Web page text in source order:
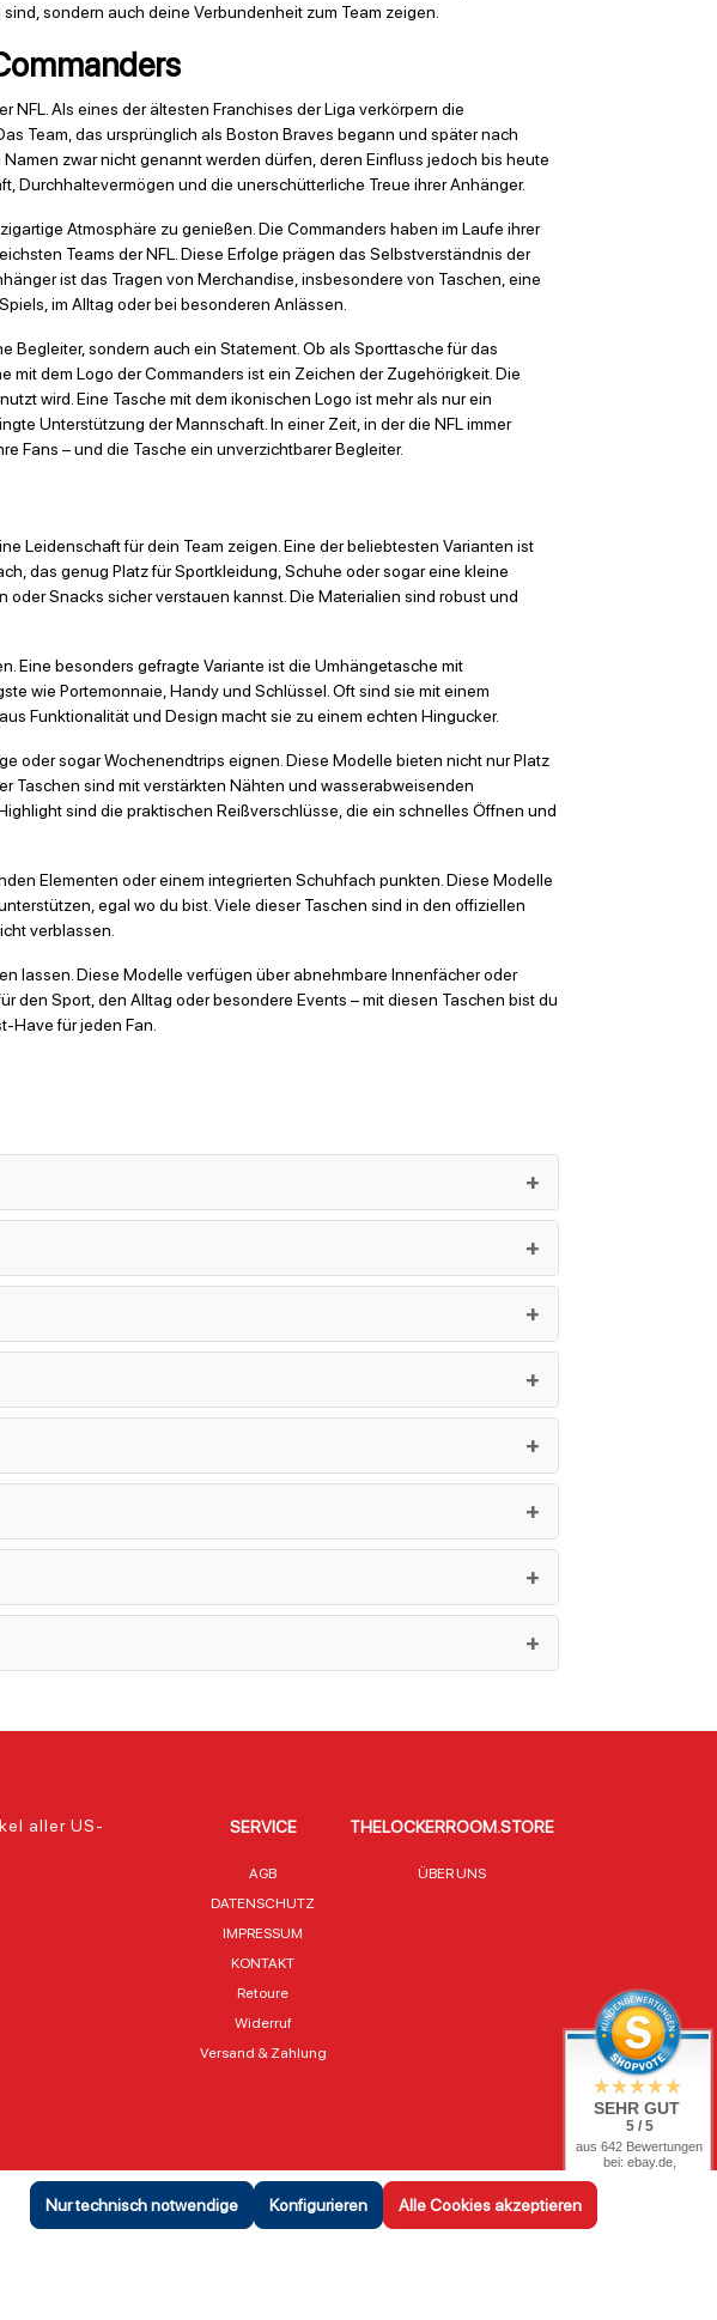
sondern auch deine Verbundenheit zum Team zeigen.
Als eines der ältesten Franchises der Liga verkörpern die
Team, das ursprünglich als Boston Braves begann und später nach
zwar nicht genannt werden dürfen, deren Einfluss jedoch bis heute
Durchhaltevermögen und die unerschütterliche Treue ihrer Anhänger.
Atmosphäre zu genießen. Die Commanders haben im Laufe ihrer
Teams der NFL. Diese Erfolge prägen das Selbstverständnis der
ist das Tragen von Merchandise, insbesondere von Taschen, eine
im Alltag oder bei besonderen Anlässen.
Begleiter, sondern auch ein Statement. Ob als Sporttasche für das
mit dem Logo der Commanders ist ein Zeichen der Zugehörigkeit. Die
wird. Eine Tasche mit dem ikonischen Logo ist mehr als nur ein
Unterstützung der Mannschaft. In einer Zeit, in der die NFL immer
Fans – und die Tasche ein unverzichtbarer Begleiter.
Leidenschaft für dein Team zeigen. Eine der beliebtesten Varianten ist
das genug Platz für Sportkleidung, Schuhe oder sogar eine kleine
Snacks sicher verstauen kannst. Die Materialien sind robust und
Eine besonders gefragte Variante ist die Umhängetasche mit
wie Portemonnaie, Handy und Schlüssel. Oft sind sie mit einem
Funktionalität und Design macht sie zu einem echten Hingucker.
oder sogar Wochenendtrips eignen. Diese Modelle bieten nicht nur Platz
Taschen sind mit verstärkten Nähten und wasserabweisenden
sind die praktischen Reißverschlüsse, die ein schnelles Öffnen und
Elementen oder einem integrierten Schuhfach punkten. Diese Modelle
egal wo du bist. Viele dieser Taschen sind in den offiziellen
verblassen.
lassen. Diese Modelle verfügen über abnehmbare Innenfächer oder
Sport, den Alltag oder besondere Events – mit diesen Taschen bist du
Have für jeden Fan.
aller US-
SERVICE
AGB
DATENSCHUTZ
IMPRESSUM
KONTAKT
Retoure
Widerruf
Versand & Zahlung
THELOCKERROOM.STORE
ÜBER UNS
Nur technisch notwendige Konfigurieren Alle Cookies akzeptieren
SEHR GUT
5 / 5
aus 642 Bewertungen
bei: ebay.de,